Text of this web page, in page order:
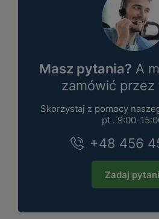
Masz pytania? A
zamówić przez
Skorzystaj z pomocy
pt . 9:00-
+48 456
Zadaj